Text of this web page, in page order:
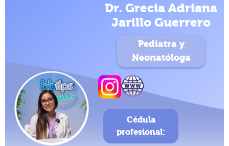
Dr. Grecia Adriana
Jarillo Guerrero
Pediatra y
Neonatóloga
Cédula
profesional: